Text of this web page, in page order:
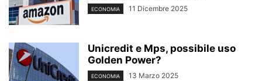
ECONOMIA 11 Dicembre 2025
Unicredit e Mps, possibile uso
Golden Power?
ECONOMIA 13 Marzo 2025